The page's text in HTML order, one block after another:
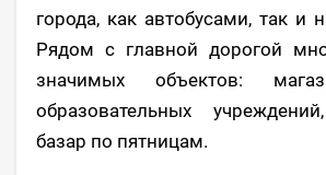
города, как автобусами, так и
Рядом с главной дорогой
значимых объектов:
образовательных
базар по пятницам.